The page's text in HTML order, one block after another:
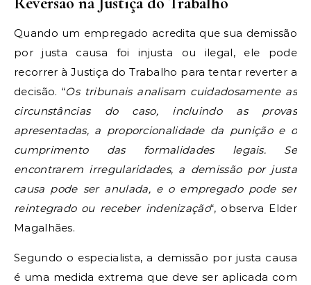
Quando um empregado acredita que sua demissão
por justa causa foi injusta ou ilegal, ele pode
recorrer à Justiça do Trabalho para tentar reverter a
decisão. “Os tribunais analisam cuidadosamente as
circunstâncias do caso, incluindo as provas
apresentadas, a proporcionalidade da punição e o
cumprimento das formalidades legais. Se
encontrarem irregularidades, a demissão por justa
causa pode ser anulada, e o empregado pode ser
reintegrado ou receber indenização“, observa Elder
Magalhães.
Segundo o especialista, a demissão por justa causa
é uma medida extrema que deve ser aplicada com